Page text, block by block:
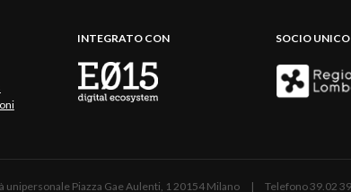
INTEGRATO CON SOCIO UNICO
Piazza Gae Aulenti, 1 20154 Milano | Telefono